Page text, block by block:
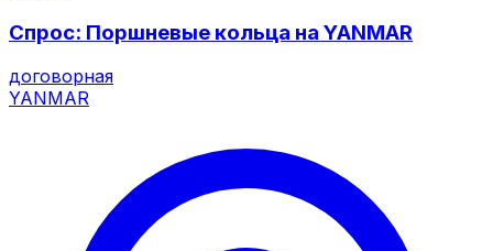
Спрос: Поршневые кольца на YANMAR
договорная
YANMAR